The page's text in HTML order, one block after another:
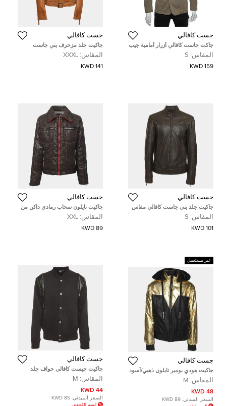
جست كافالي
جاكت جاست كافالي أزرار أمامية جيب
كارغو قطن بني مقاس صغير
المقاس: S
159 KWD
جست كافالي
جاكيت جلد مزخرف بني جاست
كافالي مقاس ثلاثة إكس كبير
المقاس: XXXL
141 KWD
جست كافالي
جاكيت جلد بني جاست كافالي مقاس
صغير
المقاس: S
101 KWD
جست كافالي
جاكيت نايلون سحاب رمادي داكن من
جاست كافالي مقاس ضخم
المقاس: XXL
89 KWD
غير مستعمل
جست كافالي
جاكيت هودي بومبر نايلون ذهبي/أسود
جاست كافالي مقاس متوسط (ميديم)
المقاس: M
48 KWD
السعر المبدئي: 89 KWD
جست كافالي
جاكيت جيست كافالي حواف جلد
صناعي مزين مطرز قطن أسود مقاس
متوسط (ميديوم)
المقاس: M
44 KWD
السعر المبدئي: 85 KWD
السعر المُخفض